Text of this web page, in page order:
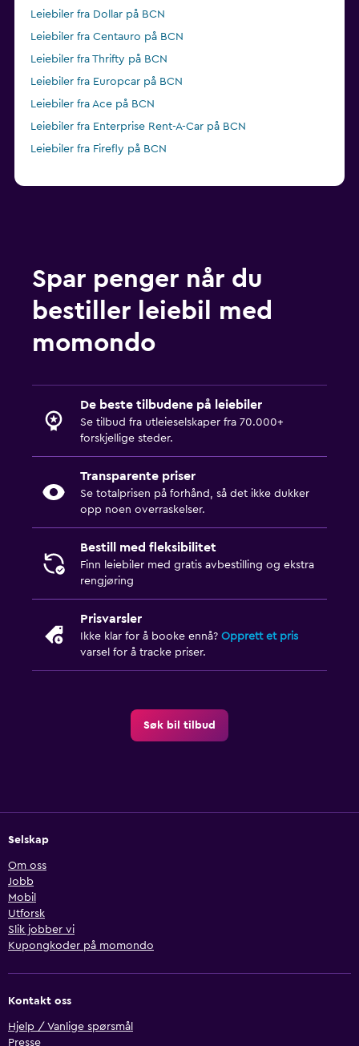
Leiebiler fra Dollar på BCN
Leiebiler fra Centauro på BCN
Leiebiler fra Thrifty på BCN
Leiebiler fra Europcar på BCN
Leiebiler fra Ace på BCN
Leiebiler fra Enterprise Rent-A-Car på BCN
Leiebiler fra Firefly på BCN
Spar penger når du
bestiller leiebil med
momondo
De beste tilbudene på leiebiler
Se tilbud fra utleieselskaper fra 70.000+
forskjellige steder.
Transparente priser
Se totalprisen på forhånd, så det ikke dukker
opp noen overraskelser.
Bestill med fleksibilitet
Finn leiebiler med gratis avbestilling og ekstra
rengjøring
Prisvarsler
Ikke klar for å booke ennå? Opprett et pris
varsel for å tracke priser.
Søk bil tilbud
Selskap
Om oss
Jobb
Mobil
Utforsk
Slik jobber vi
Kupongkoder på momondo
Kontakt oss
Hjelp / Vanlige spørsmål
Presse